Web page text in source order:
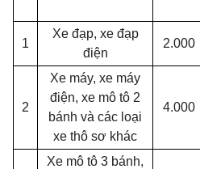
1
Xe đạp, xe đạp
điện
2.000
2
Xe máy, xe máy
điện, xe mô tô 2
bánh và các loại
xe thô sơ khác
4.000
Xe mô tô 3 bánh,